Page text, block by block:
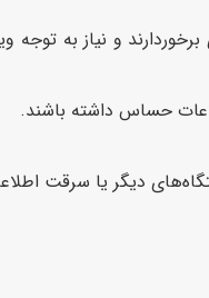
و نیاز به توجه
حساس داشته باشند.
دیگر یا سرقت